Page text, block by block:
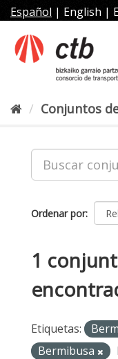
al
contenido
Español | English |
Conjuntos
Ordenar por
1
Etiquetas:
Bermibusa